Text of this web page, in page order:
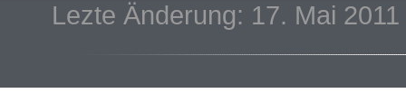
Lezte Änderung: 17. Mai